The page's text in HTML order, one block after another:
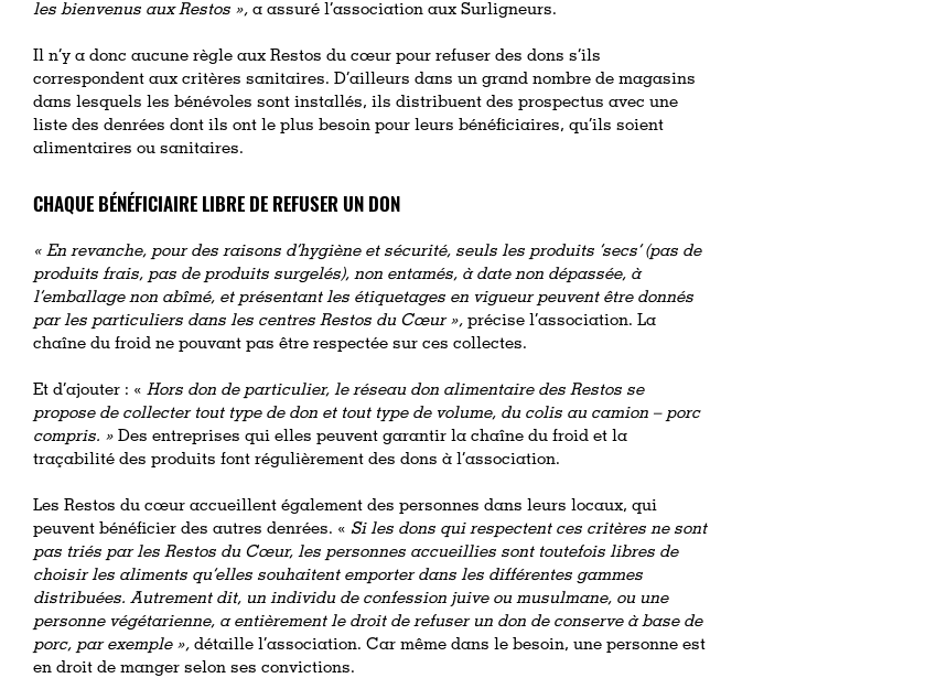
les bienvenus aux Restos », a assuré l’association aux Surligneurs.
Il n’y a donc aucune règle aux Restos du cœur pour refuser des dons s’ils
correspondent aux critères sanitaires. D’ailleurs dans un grand nombre de magasins
dans lesquels les bénévoles sont installés, ils distribuent des prospectus avec une
liste des denrées dont ils ont le plus besoin pour leurs bénéficiaires, qu’ils soient
alimentaires ou sanitaires.
CHAQUE BÉNÉFICIAIRE LIBRE DE REFUSER UN DON
«En revanche, pour des raisons d’hygiène et sécurité, seuls les produits ‘secs’ (pas de
produits frais, pas de produits surgelés), non entamés, à date non dépassée, à
l’emballage non abîmé, et présentant les étiquetages en vigueur peuvent être donnés
par les particuliers dans les centres Restos du Cœur », précise l’association. La
chaîne du froid ne pouvant pas être respectée sur ces collectes.
Et d’ajouter : «Hors don de particulier, le réseau don alimentaire des Restos se
propose de collecter tout type de don et tout type de volume, du colis au camion – porc
compris. » Des entreprises qui elles peuvent garantir la chaîne du froid et la
traçabilité des produits font régulièrement des dons à l’association.
Les Restos du cœur accueillent également des personnes dans leurs locaux, qui
peuvent bénéficier des autres denrées. «Si les dons qui respectent ces critères ne sont
pas triés par les Restos du Cœur, les personnes accueillies sont toutefois libres de
choisir les aliments qu’elles souhaitent emporter dans les différentes gammes
distribuées. Autrement dit, un individu de confession juive ou musulmane, ou une
personne végétarienne, a entièrement le droit de refuser un don de conserve à base de
porc, par exemple », détaille l’association. Car même dans le besoin, une personne est
en droit de manger selon ses convictions.